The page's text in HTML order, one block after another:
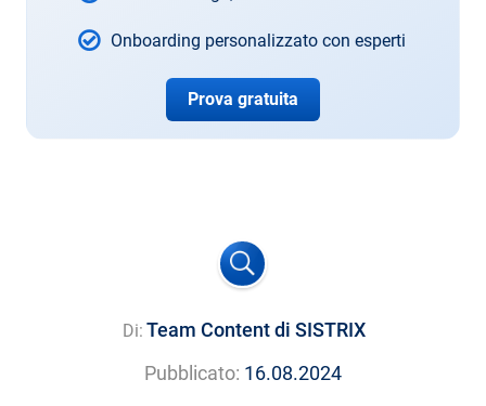
Onboarding personalizzato con esperti
Prova gratuita
Di: Team Content di SISTRIX
Pubblicato: 16.08.2024